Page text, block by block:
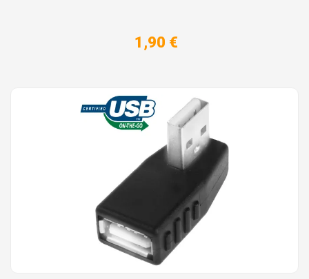
1,90 €